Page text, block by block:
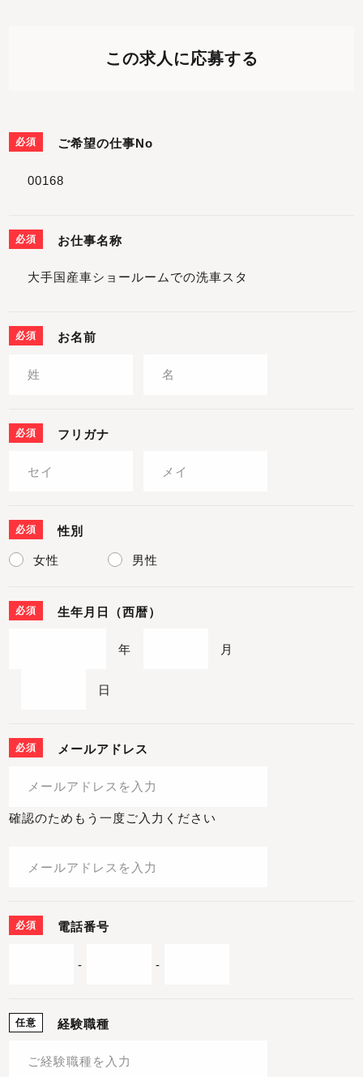
この求人に応募する
必須 ご希望の仕事No
必須 お仕事名称
必須 お名前
必須 フリガナ
必須 性別
女性 男性
必須 生年月日（西暦）
年 月
日
必須 メールアドレス
確認のためもう一度ご入力ください
必須 電話番号
- -
任意 経験職種